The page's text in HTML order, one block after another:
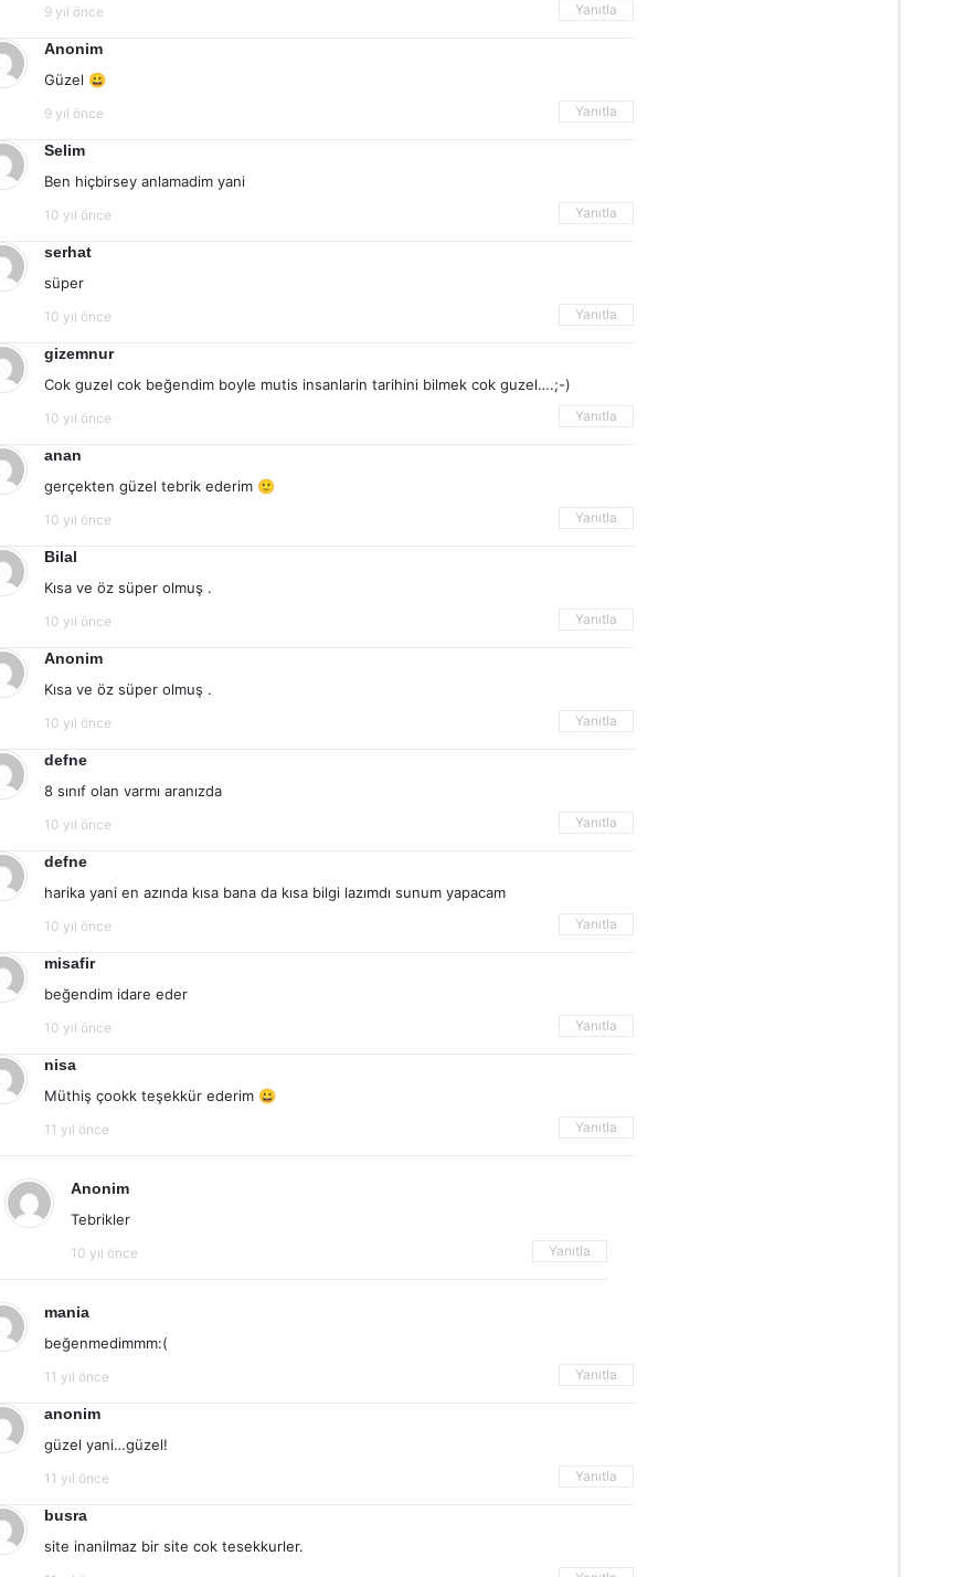
9 yıl önce Yanıtla
Anonim
Güzel 😀
9 yıl önce Yanıtla
Selim
Ben hiçbirsey anlamadim yani
10 yıl önce Yanıtla
serhat
süper
10 yıl önce Yanıtla
gizemnur
Cok guzel cok beğendim boyle mutis insanlarin tarihini bilmek cok guzel….;-)
10 yıl önce Yanıtla
anan
gerçekten güzel tebrik ederim 🙂
10 yıl önce Yanıtla
Bilal
Kısa ve öz süper olmuş .
10 yıl önce Yanıtla
Anonim
Kısa ve öz süper olmuş .
10 yıl önce Yanıtla
defne
8 sınıf olan varmı aranızda
10 yıl önce Yanıtla
defne
harika yani en azında kısa bana da kısa bilgi lazımdı sunum yapacam
10 yıl önce Yanıtla
misafir
beğendim idare eder
10 yıl önce Yanıtla
nisa
Müthiş çookk teşekkür ederim 😀
11 yıl önce Yanıtla
Anonim
Tebrikler
10 yıl önce Yanıtla
mania
beğenmedimmm:(
11 yıl önce Yanıtla
anonim
güzel yani…güzel!
11 yıl önce Yanıtla
busra
site inanilmaz bir site cok tesekkurler.